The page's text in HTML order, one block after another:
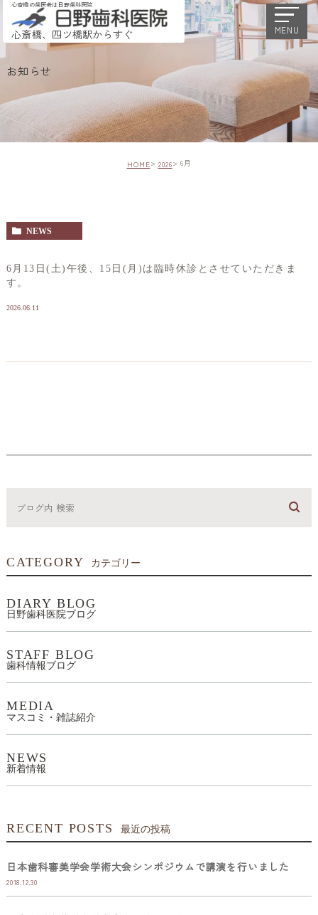
心斎橋の歯医者は日野歯科医院
心斎橋、四ツ橋駅からすぐ MENU
お知らせ
HOME 2026 6月
NEWS
6月13日(土)午後、15日(月)は臨時休診とさせていただきま
す。
2026.06.11
CATEGORY カテゴリー
DIARY BLOG
日野歯科医院ブログ
STAFF BLOG
歯科情報ブログ
MEDIA
マスコミ・雑誌紹介
NEWS
新着情報
RECENT POSTS 最近の投稿
日本歯科審美学会学術大会シンポジウムで講演を行いました
2018.12.30